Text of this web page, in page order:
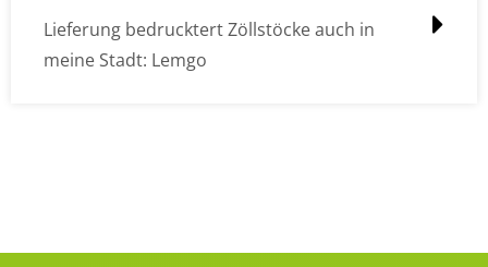
Lieferung bedrucktert Zöllstöcke auch in
meine Stadt: Lemgo